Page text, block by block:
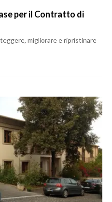
per il Contratto di
migliorare e ripristinare